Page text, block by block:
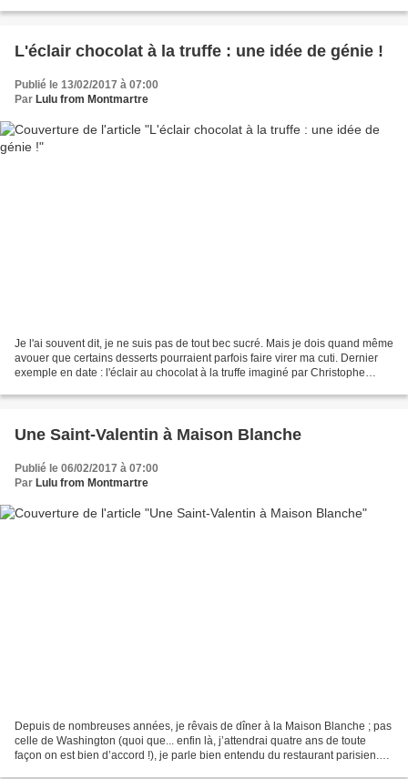
L'éclair chocolat à la truffe : une idée de génie !
Publié le 13/02/2017 à 07:00
Par Lulu from Montmartre
Je l'ai souvent dit, je ne suis pas de tout bec sucré. Mais je dois quand même
avouer que certains desserts pourraient parfois faire virer ma cuti. Dernier
exemple en date : l'éclair au chocolat à la truffe imaginé par Christophe
Une Saint-Valentin à Maison Blanche
Publié le 06/02/2017 à 07:00
Par Lulu from Montmartre
Depuis de nombreuses années, je rêvais de dîner à la Maison Blanche ; pas
celle de Washington (quoi que... enfin là, j’attendrai quatre ans de toute
façon on est bien d’accord !), je parle bien entendu du restaurant parisien.